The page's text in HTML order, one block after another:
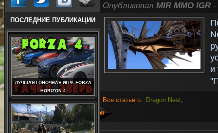
ПОСЛЕДНИЕ ПУБЛИКАЦИИ
ЛУЧШАЯ ГОНОЧНАЯ ИГРА FORZA
HORIZON 4
Опубликовал MIR MMO IGR -
и
Все статьи о: Dragon Nest
»